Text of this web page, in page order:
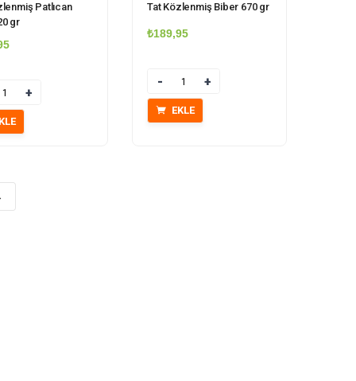
Patlıcan
gr
Tat Közlenmiş Biber 670 gr
₺189,95
Miktar
EKLE